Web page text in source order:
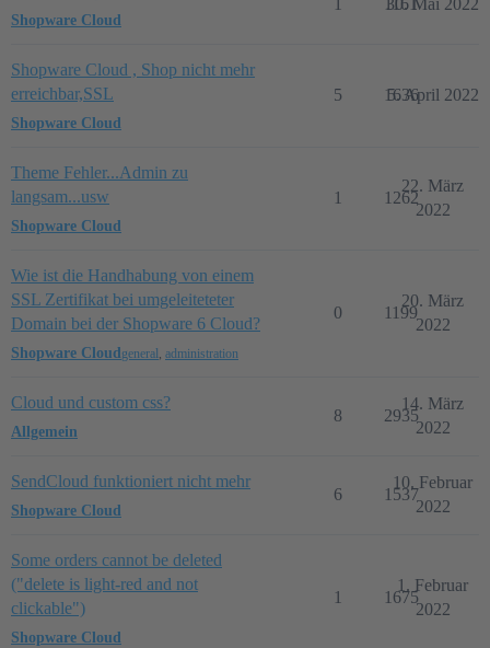
Shopware Cloud
1 1161
30. Mai 2022
Shopware Cloud , Shop nicht mehr
erreichbar,SSL
Shopware Cloud
5 1636
5. April 2022
Theme Fehler...Admin zu
langsam...usw
Shopware Cloud
1 1262
22. März
2022
Wie ist die Handhabung von einem
SSL Zertifikat bei umgeleiteteter
Domain bei der Shopware 6 Cloud?
Shopware Cloud general, administration
0 1199
20. März
2022
Cloud und custom css?
Allgemein
8 2935
14. März
2022
SendCloud funktioniert nicht mehr
Shopware Cloud
6 1537
10. Februar
2022
Some orders cannot be deleted
("delete is light-red and not
clickable")
Shopware Cloud
1 1675
1. Februar
2022